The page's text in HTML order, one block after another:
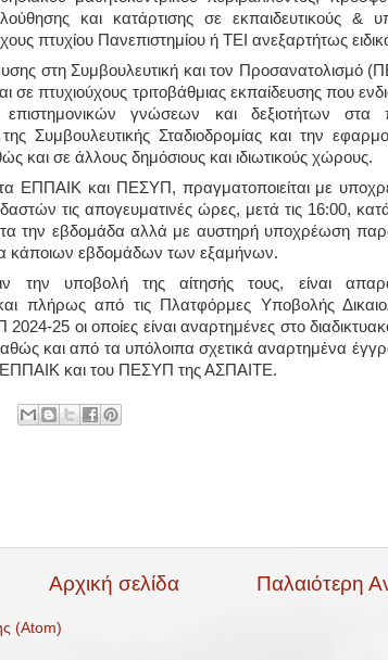
και κατάρτισης σε εκπαιδευτικούς &
πτυχίου Πανεπιστημίου ή ΤΕΙ ανεξαρτήτως
στη Συμβουλευτική και τον Προσανατολισμό
σε πτυχιούχους τριτοβάθμιας εκπαίδευσης που
γνώσεων και δεξιοτήτων στα
της Συμβουλευτικής Σταδιοδρομίας και την
και σε άλλους δημόσιους και ιδιωτικούς χώρους.
ΕΠΠΑΙΚ και ΠΕΣΥΠ, πραγματοποιείται με
τις απογευματινές ώρες, μετά τις 16:00,
την εβδομάδα αλλά με αυστηρή υποχρέωση
κάποιων εβδομάδων των εξαμήνων.
την υποβολή της αίτησής τους, είναι
πλήρως από τις Πλατφόρμες Υποβολής
25 οι οποίες είναι αναρτημένες στο
και από τα υπόλοιπα σχετικά αναρτημένα
ΕΠΠΑΙΚ και του ΠΕΣΥΠ της ΑΣΠΑΙΤΕ.
Παλαιότερη
Αρχική σελίδα
(Atom)